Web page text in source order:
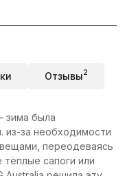
Отзывы2
зима была
из-за необходимости
переодеваясь
сапоги или